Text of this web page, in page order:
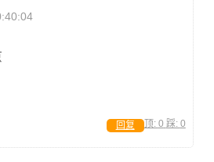
顶: 0 踩: 0
回复